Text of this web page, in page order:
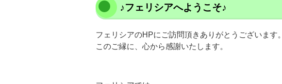
♪フェリシアへようこそ♪
フェリシアのHPにご訪問頂きありがとうございます。
このご縁に、心から感謝いたします。